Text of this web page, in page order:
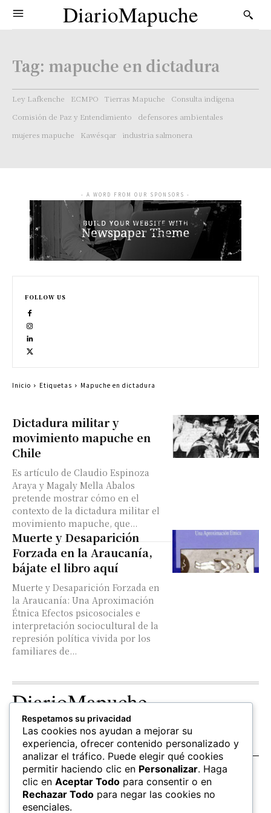
DiarioMapuche
Tag: mapuche en dictadura
Ley Lafkenche ECMPO Tierras Mapuche
Consulta indígena
Comisión de Paz y Entendimiento
defensores ambientales
mujeres mapuche
Kawésqar industria salmonera
Dictadura militar y
movimiento mapuche en
Chile
Es artículo de Claudio Espinoza
Araya y Magaly Mella Abalos
pretende mostrar cómo en el
contexto de la dictadura militar el
movimiento mapuche, que...
Muerte y Desaparición
Forzada en la Araucanía,
bájate el libro aquí
Muerte y Desaparición Forzada en
la Araucanía: Una Aproximación
Étnica Efectos psicosociales e
interpretación sociocultural de la
represión política vivida por los
familiares de...
- A WORD FROM OUR SPONSORS -
FOLLOW US
Inicio Etiquetas Mapuche en dictadura
DiarioMapuche
TERRITORIO CULTURA
Patrimonio
OPINION
Columnistas
SALUD
hierbas
EDUCACIÓN
Mapudungun
Estudiantes
FOLLOW US
Respetamos su privacidad
Las cookies nos ayudan a mejorar su
experiencia, ofrecer contenido personalizado y
analizar el tráfico. Puede elegir qué cookies
permitir haciendo clic en Personalizar. Haga
clic en Aceptar Todo para consentir o en
Rechazar Todo para negar las cookies no
esenciales.